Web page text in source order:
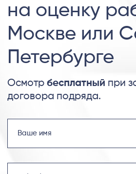
на оценку
Москве или
Петербурге
Осмотр бесплатный при
договора подряда.